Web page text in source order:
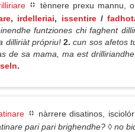
tènnere prexu mannu,
, irdelleriai, issentire /
funtziones chi faghent
dilliriàt própriu! 2.cun sos afetos
de sa mama, ma est
.
nàrrere disatinos,
pari pari brighendhe? ◊ no